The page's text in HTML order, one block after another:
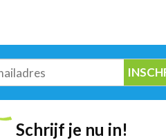
Schrijf je nu in!